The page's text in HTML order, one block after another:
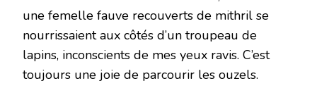
une femelle fauve recouverts de mithril se
nourrissaient aux côtés d’un troupeau de
lapins, inconscients de mes yeux ravis. C’est
toujours une joie de parcourir les ouzels.